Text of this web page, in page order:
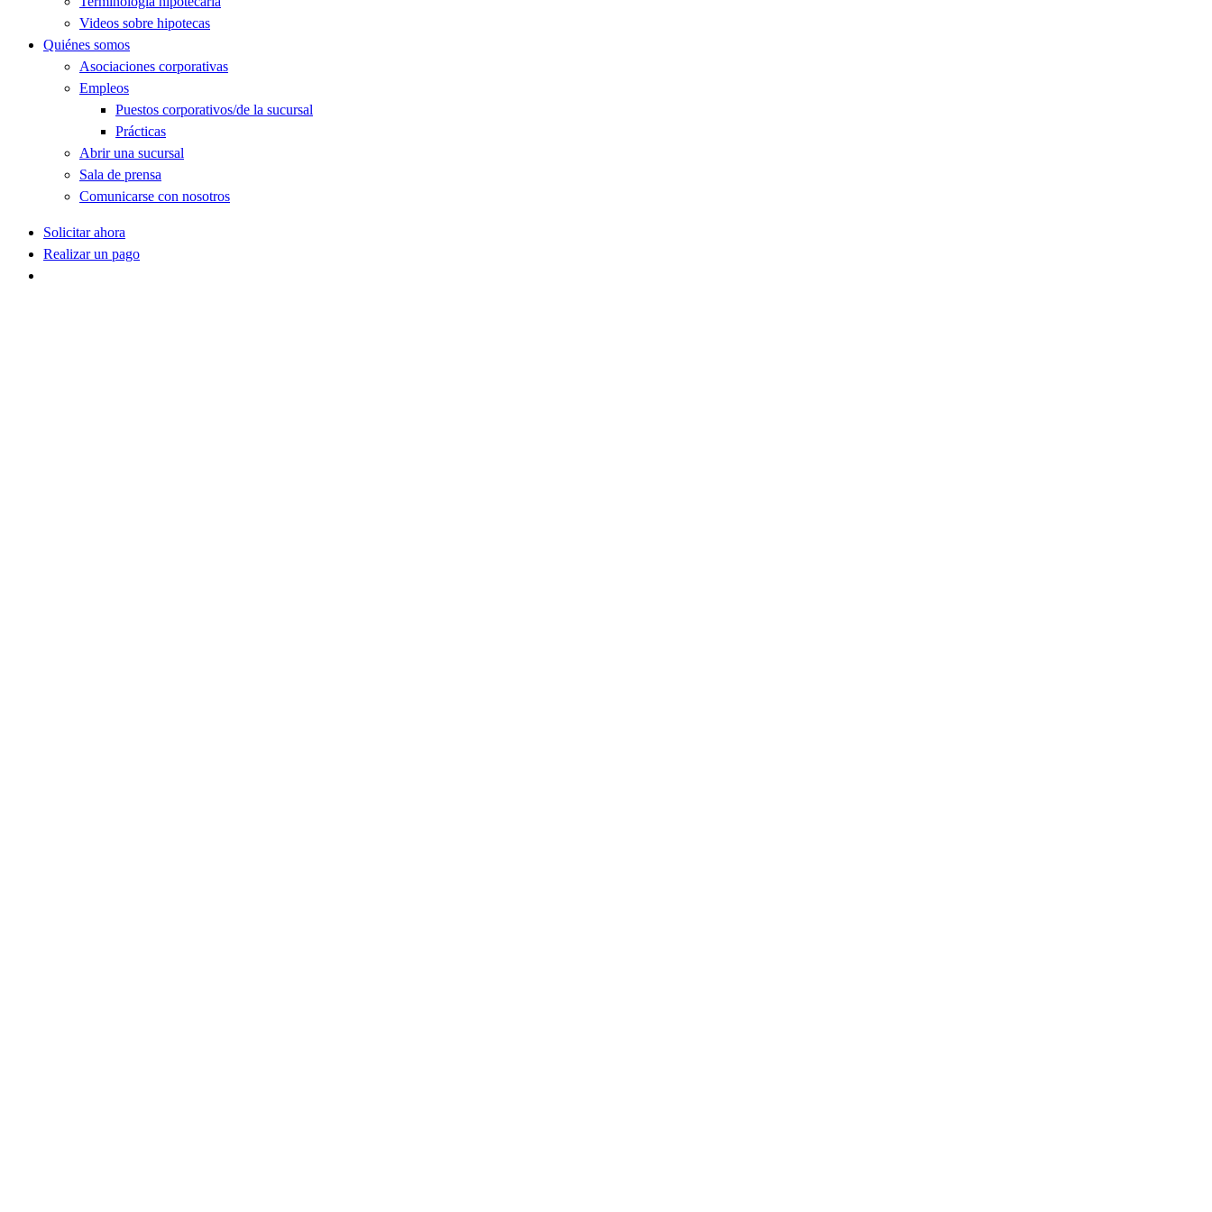
Videos sobre hipotecas
Quiénes somos
Asociaciones corporativas
Empleos
Puestos corporativos/de la sucursal
Prácticas
Abrir una sucursal
Sala de prensa
Comunicarse con nosotros
Solicitar ahora
Realizar un pago